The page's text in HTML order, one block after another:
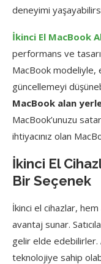
deneyimi
İkinci El MacBook
performans ve
MacBook modeliyle,
güncellemeyi
MacBook alan
MacBook’unuzu
ihtiyacınız olan
İkinci El
Bir Seçenek
İkinci el cihazlar, hem
avantaj sunar.
gelir elde edebilirler.
teknolojiye sahip